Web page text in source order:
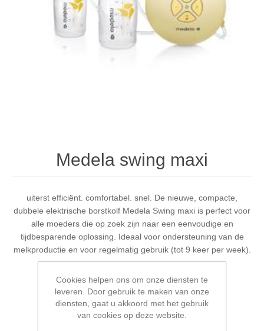
Medela swing maxi
uiterst efficiënt. comfortabel. snel. De nieuwe, compacte,
dubbele elektrische borstkolf Medela Swing maxi is perfect voor
alle moeders die op zoek zijn naar een eenvoudige en
tijdbesparende oplossing. Ideaal voor ondersteuning van de
melkproductie en voor regelmatig gebruik (tot 9 keer per week).
Schrijf als eerste voor dit product een beoordeling
Fabrikant: Medela
Cookies helpen ons om onze diensten te
leveren. Door gebruik te maken van onze
diensten, gaat u akkoord met het gebruik
van cookies op deze website.